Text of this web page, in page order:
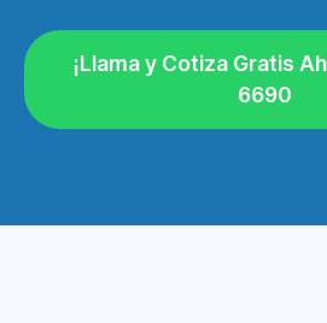
¡Llama y Cotiza Gratis
6690